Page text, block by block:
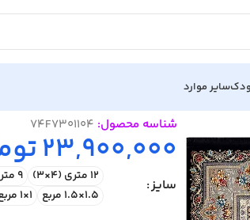
سایر موارد
شناسه محصول: 74F7301104
23,900,000
سایز 12 متری (4×3) 9 متری (3.5×2.5)
1.5×1.5 مربع
1×1 مربع